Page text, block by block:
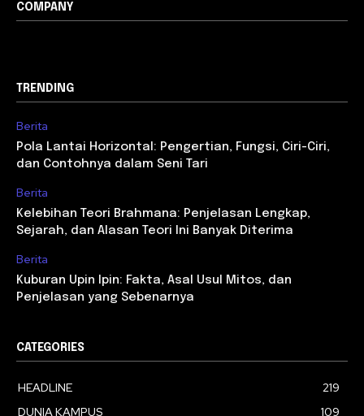
COMPANY
TRENDING
Berita
Pola Lantai Horizontal: Pengertian, Fungsi, Ciri-Ciri,
dan Contohnya dalam Seni Tari
Berita
Kelebihan Teori Brahmana: Penjelasan Lengkap,
Sejarah, dan Alasan Teori Ini Banyak Diterima
Berita
Kuburan Upin Ipin: Fakta, Asal Usul Mitos, dan
Penjelasan yang Sebenarnya
CATEGORIES
HEADLINE
219
DUNIA KAMPUS
109